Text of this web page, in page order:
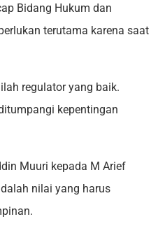
Bidang Hukum dan
terutama karena saat
regulator yang baik.
kepentingan
Muuri kepada M Arief
nilai yang harus